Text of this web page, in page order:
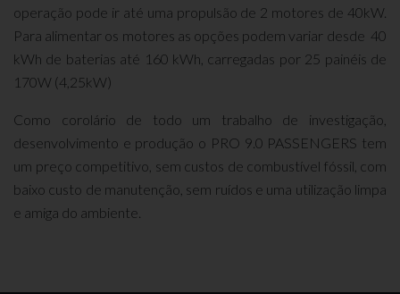
operação pode ir até uma propulsão de 2 motores de 40kW.
Para alimentar os motores as opções podem variar desde 40
kWh de baterias até 160 kWh, carregadas por 25 painéis de
170W (4,25kW)
Como corolário de todo um trabalho de investigação,
desenvolvimento e produção o PRO 9.0 PASSENGERS tem
um preço competitivo, sem custos de combustível fóssil, com
baixo custo de manutenção, sem ruídos e uma utilização limpa
e amiga do ambiente.